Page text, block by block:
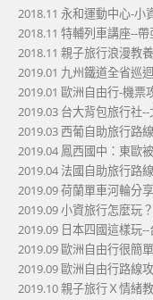
2018.11 永和運動中心-小
2018.11 特輔列車講座--
2018.11 親子旅行浪漫教
2019.01 九州鐵道全省巡
2019.01 歐洲自由行-機票
2019.03 台大背包旅行社
2019.03 西葡自助旅行路
2019.04 鳳西國中：東歐
2019.04 法國自助旅行路
2019.09 荷蘭單車河輪分
2019.09 小資旅行怎麼玩
2019.09 日本四國這樣玩--
2019.09 歐洲自由行很簡
2019.09 歐洲自由行路線
2019.10 親子旅行Ｘ情緒